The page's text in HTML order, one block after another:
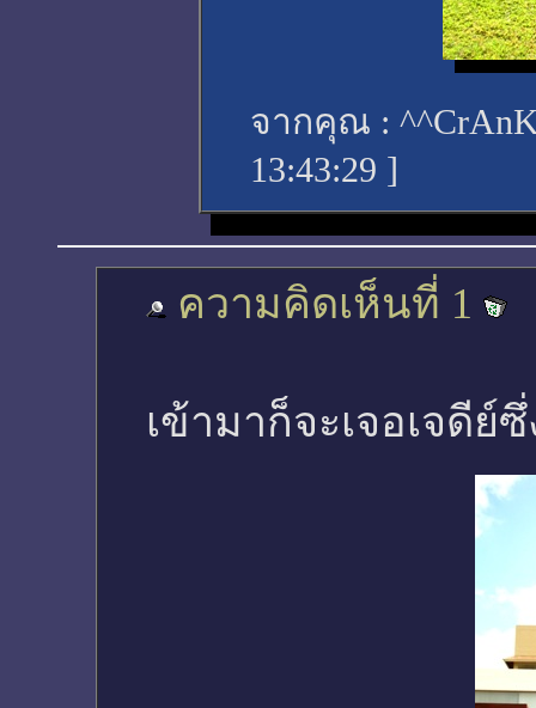
จากคุณ :
13:43:29 ]
ความคิดเห็นที่ 1
เข้ามาก็จะเจอเจดี